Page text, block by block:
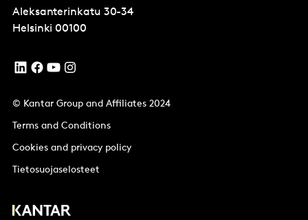
Aleksanterinkatu 30-34
Helsinki 00100
© Kantar Group and Affiliates 2024
Terms and Conditions
Cookies and privacy policy
Tietosuojaselosteet